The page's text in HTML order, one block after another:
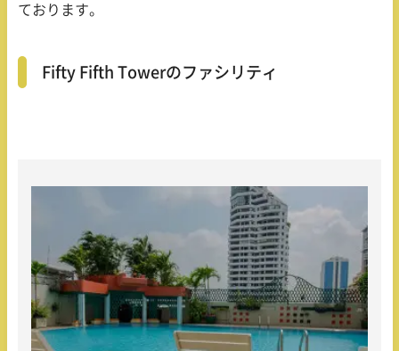
ております。
Fifty Fifth Towerのファシリティ